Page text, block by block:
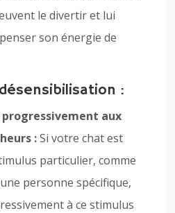
le divertir et lui
son énergie de
:
progressivement aux
:Si votre chat est
particulier, comme
personne spécifique,
à ce stimulus